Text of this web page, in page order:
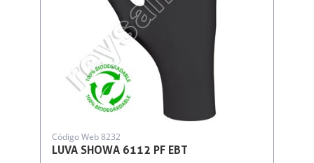
LUVA SHOWA 6112 PF EBT
Código Web 8232